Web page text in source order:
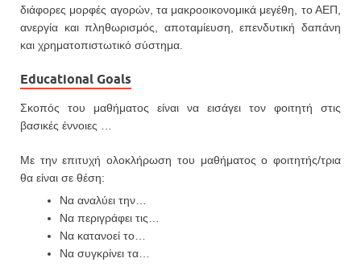
διάφορες μορφές αγορών, τα μακροοικονομικά μεγέθη, το ΑΕΠ,
ανεργία και πληθωρισμός, αποταμίευση, επενδυτική δαπάνη
και χρηματοπιστωτικό σύστημα.
Educational Goals
Σκοπός του μαθήματος είναι να εισάγει τον φοιτητή στις
βασικές έννοιες …
Με την επιτυχή ολοκλήρωση του μαθήματος ο φοιτητής/τρια
θα είναι σε θέση:
Να αναλύει την…
Να περιγράφει τις…
Να κατανοεί το…
Να συγκρίνει τα…